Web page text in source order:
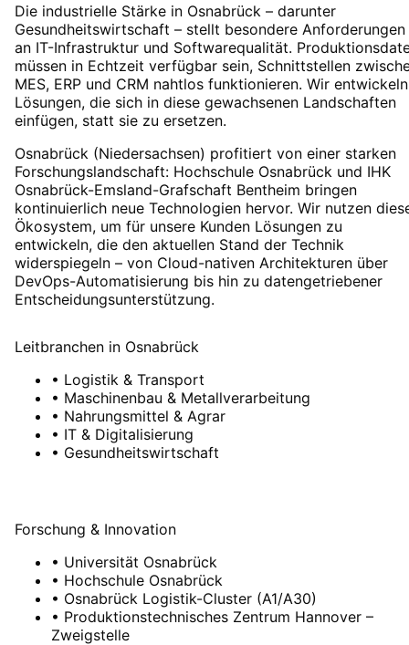
Die industrielle Stärke in Osnabrück – darunter
Gesundheitswirtschaft – stellt besondere Anforderungen
an IT-Infrastruktur und Softwarequalität.
müssen in Echtzeit verfügbar sein, Schnittstellen
MES, ERP und CRM nahtlos funktionieren. Wir entwickeln
Lösungen, die sich in diese gewachsenen Landschaften
einfügen, statt sie zu ersetzen.
Osnabrück (Niedersachsen) profitiert von einer starken
Forschungslandschaft: Hochschule Osnabrück und IHK
Osnabrück-Emsland-Grafschaft Bentheim bringen
kontinuierlich neue Technologien hervor. Wir nutzen
Ökosystem, um für unsere Kunden Lösungen zu
entwickeln, die den aktuellen Stand der Technik
widerspiegeln – von Cloud-nativen Architekturen über
DevOps-Automatisierung bis hin zu datengetriebener
Entscheidungsunterstützung.
Leitbranchen in Osnabrück
• Logistik & Transport
• Maschinenbau & Metallverarbeitung
• Nahrungsmittel & Agrar
• IT & Digitalisierung
• Gesundheitswirtschaft
Forschung & Innovation
• Universität Osnabrück
• Hochschule Osnabrück
• Osnabrück Logistik-Cluster (A1/A30)
• Produktionstechnisches Zentrum Hannover –
Zweigstelle